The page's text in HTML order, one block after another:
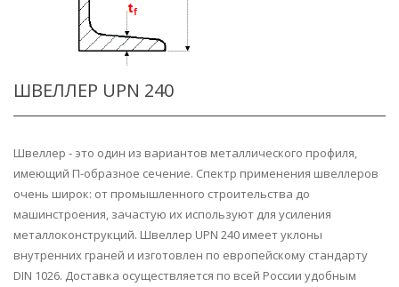
ШВЕЛЛЕР UPN 240
Швеллер - это один из вариантов металлического профиля,
имеющий П-образное сечение. Спектр применения швеллеров
очень широк: от промышленного строительства до
машинстроения, зачастую их используют для усиления
металлоконструкций. Швеллер UPN 240 имеет уклоны
внутренних граней и изготовлен по европейскому стандарту
DIN 1026. Доставка осуществляется по всей России удобным